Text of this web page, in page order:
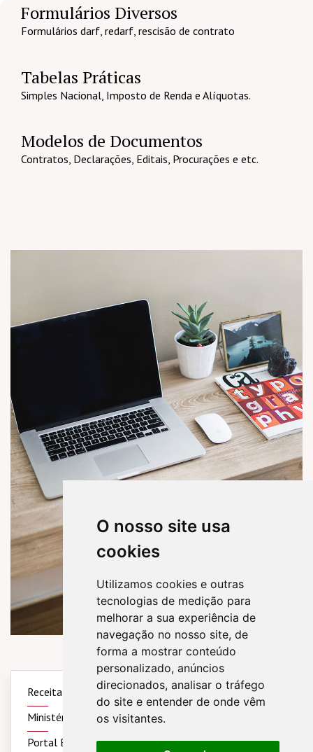
O nosso site usa
cookies
Utilizamos cookies e outras
tecnologias de medição para
melhorar a sua experiência de
navegação no nosso site, de
forma a mostrar conteúdo
personalizado, anúncios
direcionados, analisar o tráfego
do site e entender de onde vêm
os visitantes.
Formulários Diversos
Formulários darf, redarf, rescisão de contrato
Tabelas Práticas
Simples Nacional, Imposto de Renda e Alíquotas.
Modelos de Documentos
Contratos, Declarações, Editais, Procurações e etc.
Receita Federal Simples Nacional
Sintegra
Ministério do Trabalho
Previdência Social
Portal Brasil